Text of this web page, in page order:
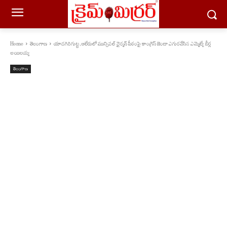
Home తెలంగాణ
యాదగిరిగుట్ట,ఆలేరులో మున్సిపల్ ఛైర్మన్ పీఠంపై కాంగ్రెస్ జెండా ఎగురవేసిన ఎమ్మెల్యే బీర్ల
అయిలయ్య
తెలంగాణ